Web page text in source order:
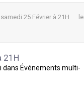
25 Février à 21H
le
21H
dans Événements multi-